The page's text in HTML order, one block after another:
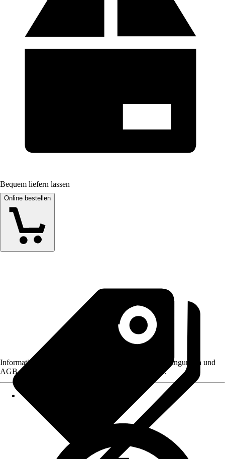
Bequem liefern lassen
Online bestellen
Informationen des Verkäufers, wie z. B. Rückgabebedingungen und
AGB, finden Sie bei Klick auf den Verkäufernamen.